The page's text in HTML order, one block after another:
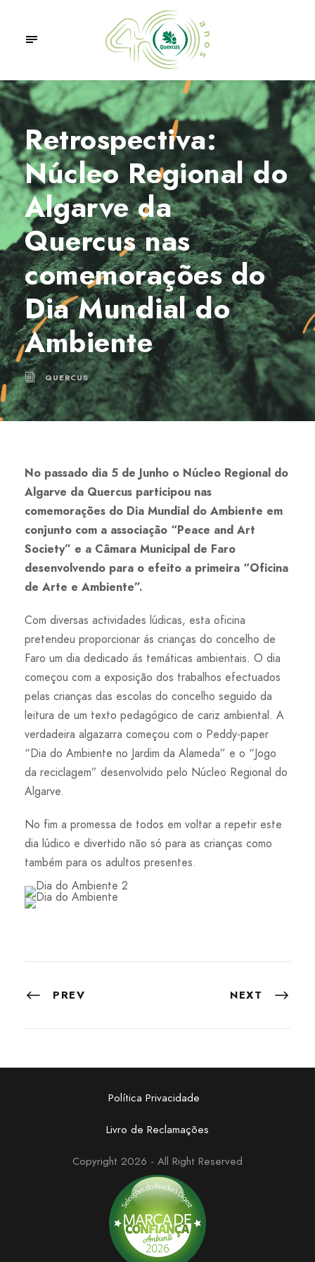
Retrospectiva:
Núcleo Regional do
Algarve da
Quercus nas
comemorações do
Dia Mundial do
Ambiente
QUERCUS
No passado dia 5 de Junho o Núcleo Regional do
Algarve da Quercus participou nas
comemorações do Dia Mundial do Ambiente em
conjunto com a associação “Peace and Art
Society” e a Câmara Municipal de Faro
desenvolvendo para o efeito a primeira “Oficina
de Arte e Ambiente”.
Com diversas actividades lúdicas, esta oficina
pretendeu proporcionar ás crianças do concelho de
Faro um dia dedicado ás temáticas ambientais. O dia
começou com a exposição dos trabalhos efectuados
pelas crianças das escolas do concelho seguido da
leitura de um texto pedagógico de cariz ambiental. A
verdadeira algazarra começou com o Peddy-paper
“Dia do Ambiente no Jardim da Alameda” e o “Jogo
da reciclagem” desenvolvido pelo Núcleo Regional do
Algarve.
No fim a promessa de todos em voltar a repetir este
dia lúdico e divertido não só para as crianças como
também para os adultos presentes.
PREV NEXT
Política Privacidade
Livro de Reclamações
Copyright 2026 - All Right Reserved